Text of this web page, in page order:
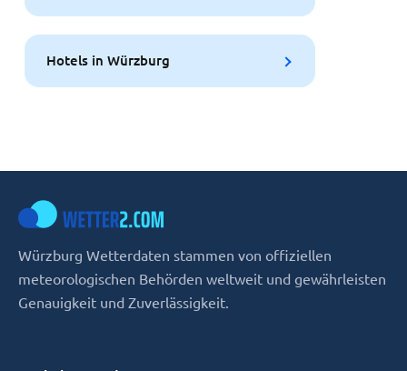
Hotels in Würzburg
Würzburg Wetterdaten stammen von offiziellen
meteorologischen Behörden weltweit und gewährleisten
Genauigkeit und Zuverlässigkeit.